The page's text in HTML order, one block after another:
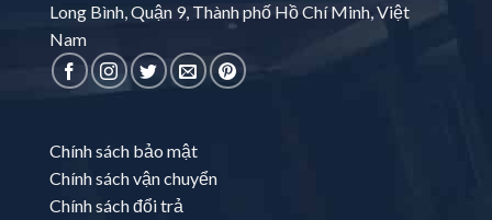
Long Bình, Quận 9, Thành phố Hồ Chí Minh, Việt
Nam
Chính sách bảo mật
Chính sách vận chuyển
Chính sách đổi trả